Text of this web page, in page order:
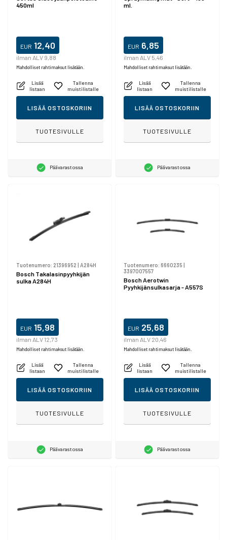
450ml
EUR 12,40
ilman ALV 9,88
Mahdolliset rahtimaksut lisätään.
Lisää
listaan
Tallenna
muistilistalle
LISÄÄ OSTOSKORIIN
TUOTESIVULLE
Päävarastossa
ml.
EUR 6,85
ilman ALV 5,46
Mahdolliset rahtimaksut lisätään.
Lisää
listaan
Tallenna
muistilistalle
LISÄÄ OSTOSKORIIN
TUOTESIVULLE
Päävarastossa
Tuotenumero: 21396952 A284H
Bosch Takalasinpyyhkijän
sulka A284H
EUR 15,98
ilman ALV 12,73
Mahdolliset rahtimaksut lisätään.
Lisää
listaan
Tallenna
muistilistalle
LISÄÄ OSTOSKORIIN
TUOTESIVULLE
Päävarastossa
Tuotenumero: 6660235
3397007557
Bosch Aerotwin
Pyyhkijänsulkasarja - A557S
EUR 25,68
ilman ALV 20,46
Mahdolliset rahtimaksut lisätään.
Lisää
listaan
Tallenna
muistilistalle
LISÄÄ OSTOSKORIIN
TUOTESIVULLE
Päävarastossa